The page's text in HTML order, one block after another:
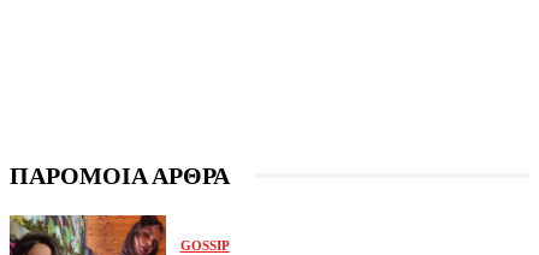
ΠΑΡΟΜΟΙΑ ΑΡΘΡΑ
GOSSIP